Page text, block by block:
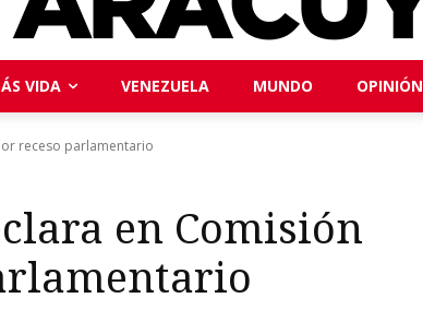
VIDA VENEZUELA MUNDO OPINIÓN
receso parlamentario
en Comisión